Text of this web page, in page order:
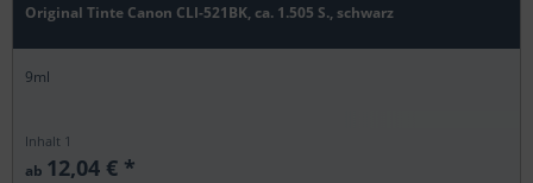
Original Tinte Canon CLI-521BK, ca. 1.505 S., schwarz
9ml
Inhalt 1
ab 12,04 € *